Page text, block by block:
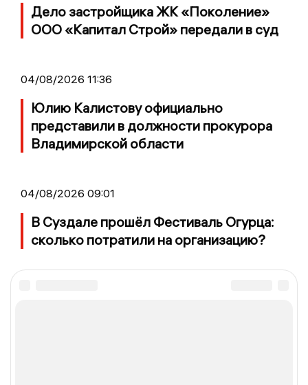
Дело застройщика ЖК «Поколение»
ООО «Капитал Строй» передали в суд
04/08/2026 11:36
Юлию Калистову официально
представили в должности прокурора
Владимирской области
04/08/2026 09:01
В Суздале прошёл Фестиваль Огурца:
сколько потратили на организацию?